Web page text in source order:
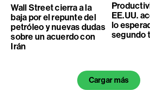
Wall Street cierra a la
baja por el repunte del
petróleo y nuevas dudas
sobre un acuerdo con
Irán
EE.UU.
lo
segundo
Cargar más